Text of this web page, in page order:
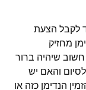
לקבל הצעת
מחזיק
חשוב שיהיה ברור
והאם יש
הנדימן כזה או